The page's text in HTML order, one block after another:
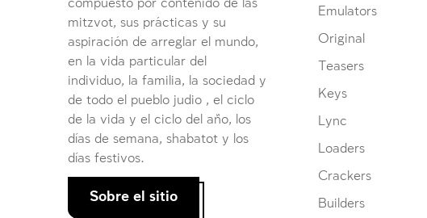
Emulators
Original
Teasers
Keys
Lync
Loaders
Crackers
Builders
compuesto por contenido de las
mitzvot, sus prácticas y su
aspiración de arreglar el mundo,
en la vida particular del
individuo, la familia, la sociedad y
de todo el pueblo judio , el ciclo
de la vida y el ciclo del año, los
días de semana, shabatot y los
días festivos.
Sobre el sitio